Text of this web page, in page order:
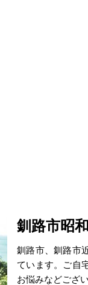
釧路市昭
釧路市、釧路市
ています。ご自
お悩みなどござ